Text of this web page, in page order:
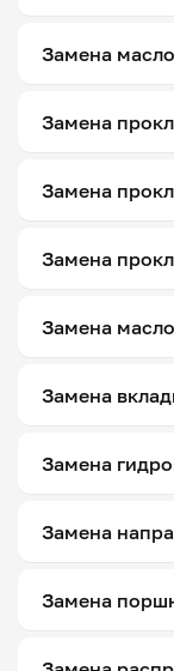
Замена
Замена
Замена
Замена
Замена
Замена
Замена
Замена
Замена